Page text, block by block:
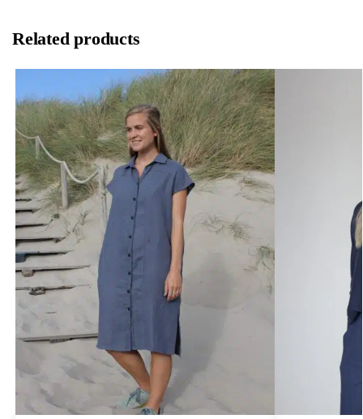
Related products